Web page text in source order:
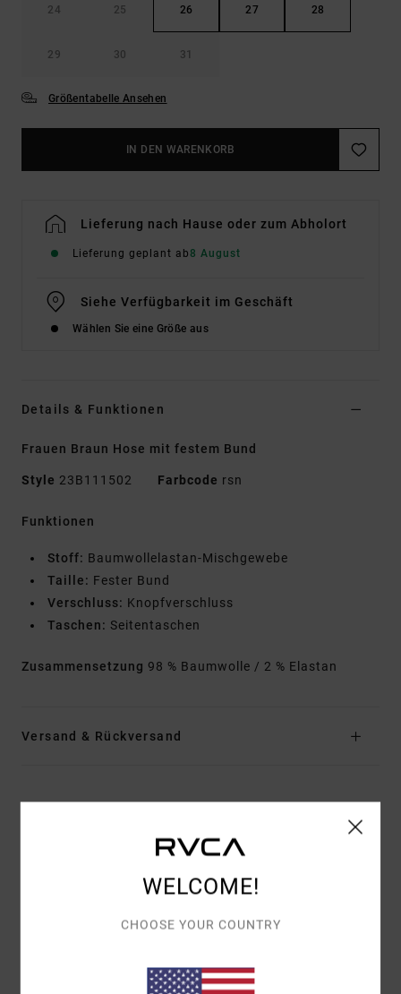
24 25 26 27 28
29 30 31
Größentabelle Ansehen
IN DEN WARENKORB
Lieferung nach Hause oder zum Abholort
Lieferung geplant ab8 August
Siehe Verfügbarkeit im Geschäft
Wählen Sie eine Größe aus
Details & Funktionen
Frauen Braun Hose mit festem Bund
Style 23B111502 Farbcode rsn
Funktionen
Stoff: Baumwollelastan-Mischgewebe
Taille: Fester Bund
Verschluss: Knopfverschluss
Taschen: Seitentaschen
Zusammensetzung 98 % Baumwolle / 2 % Elastan
Versand & Rückversand
5.0/5
1 VERIFIZIERTEN BEWERTUNGEN
WELCOME!
CHOOSE YOUR COUNTRY